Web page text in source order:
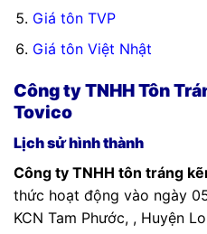
Giá tôn TVP
Giá tôn Việt Nhật
Công ty TNHH Tôn
Tovico
Lịch sử hình thành
Công ty TNHH tôn tráng
thức hoạt động vào ngày
KCN Tam Phước, , Huyện